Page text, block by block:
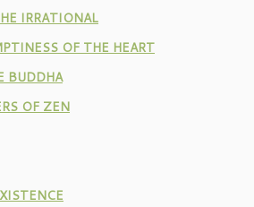
IRRATIONAL
OF THE HEART
BUDDHA
OF ZEN